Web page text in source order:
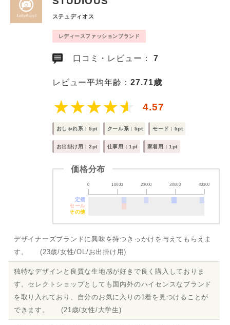
ステュディオス
レディースファッションブランド
口コミ・レビュー：7
レビュー平均年齢：27.71歳
4.57
おしゃれ系：5pt クール系：5pt モード：5pt
お出掛け用：2pt 仕事用：1pt 家着用：1pt
価格分布
0 10000 20000 30000 40000
定価
セール
その他
デザイナーズブランドに興味を持つきっかけを与えてもらえま
す。 (23歳/女性/OL/お出掛け用)
独特なデザインと良質な生地感が好きで良く購入しておりま
す。セレクトショップとしても国内外のハイセンスなブランド
を取り入れており、自分のお気に入りの1着を見つけることが
できます。 (21歳/女性/大学生)